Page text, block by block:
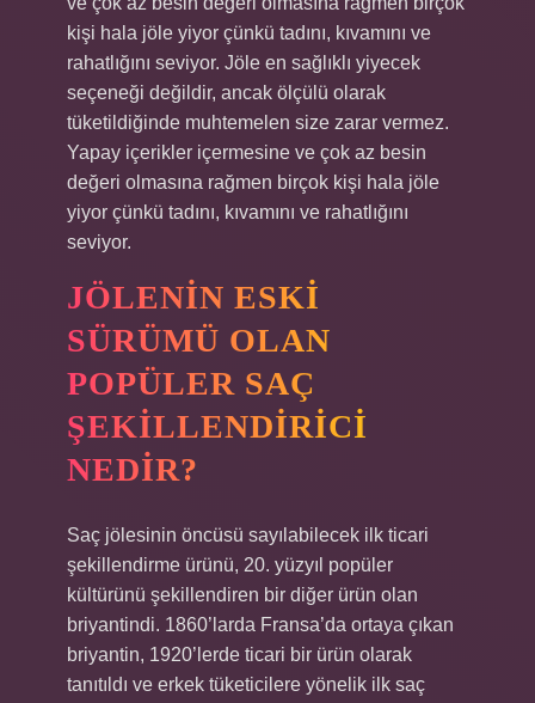
kişi hala jöle yiyor çünkü tadını, kıvamını ve
rahatlığını seviyor. Jöle en sağlıklı yiyecek
seçeneği değildir, ancak ölçülü olarak
tüketildiğinde muhtemelen size zarar vermez.
Yapay içerikler içermesine ve çok az besin
değeri olmasına rağmen birçok kişi hala jöle
yiyor çünkü tadını, kıvamını ve rahatlığını
seviyor.
JÖLENIN ESKI
SÜRÜMÜ OLAN
POPÜLER SAÇ
ŞEKILLENDIRICI
NEDIR?
Saç jölesinin öncüsü sayılabilecek ilk ticari
şekillendirme ürünü, 20. yüzyıl popüler
kültürünü şekillendiren bir diğer ürün olan
briyantindi. 1860’larda Fransa’da ortaya çıkan
briyantin, 1920’lerde ticari bir ürün olarak
tanıtıldı ve erkek tüketicilere yönelik ilk saç